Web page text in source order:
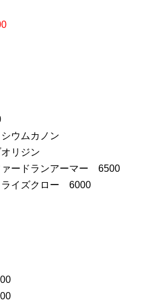
ウムカノン
リジン
ァードランアーマー 6500
ライズクロー 6000